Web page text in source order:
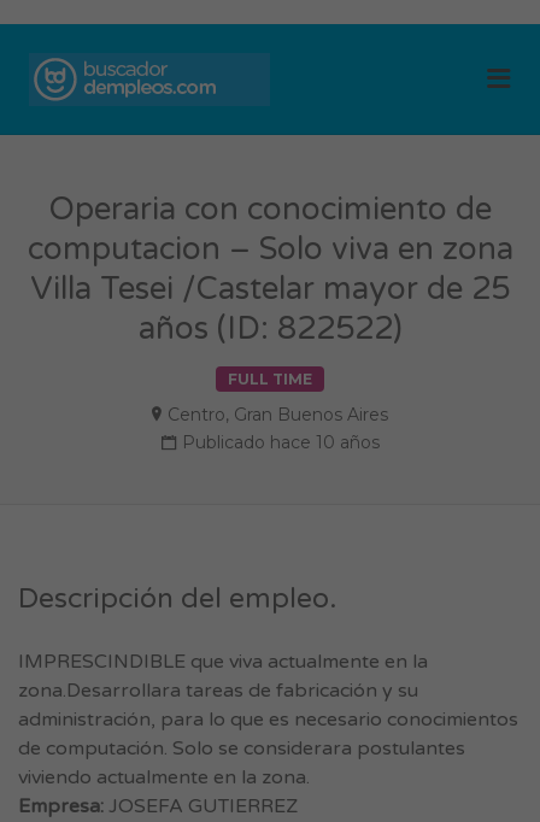
Operaria con conocimiento de
computacion – Solo viva en zona
Villa Tesei /Castelar mayor de 25
años (ID: 822522)
FULL TIME
Centro, Gran Buenos Aires
Publicado hace 10 años
Descripción del empleo.
IMPRESCINDIBLE que viva actualmente en la
zona.Desarrollara tareas de fabricación y su
administración, para lo que es necesario conocimientos
de computación. Solo se considerara postulantes
viviendo actualmente en la zona.
Empresa: JOSEFA GUTIERREZ